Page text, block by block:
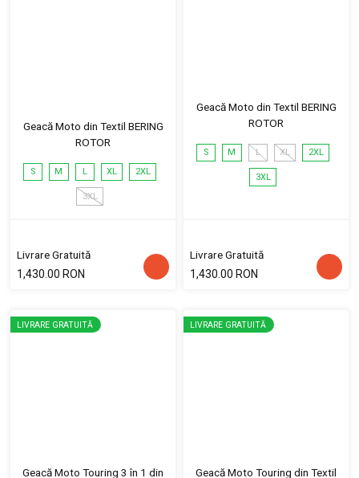
Geacă Moto din Textil BERING
ROTOR
S M L XL 2XL
3XL
Livrare Gratuită
1,430.00 RON
Geacă Moto din Textil BERING
ROTOR
S M L XL 2XL
3XL
Livrare Gratuită
1,430.00 RON
LIVRARE GRATUITĂ
Geacă Moto Touring 3 în 1 din
LIVRARE GRATUITĂ
Geacă Moto Touring din Textil